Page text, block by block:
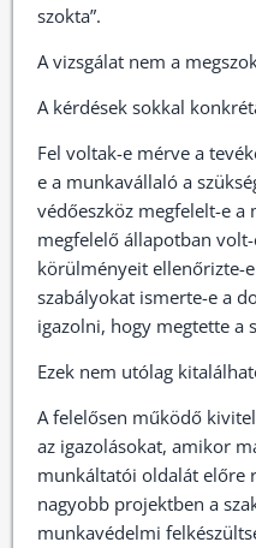
szokta”.
A vizsgálat nem a
A kérdések sokkal
Fel voltak-e mérve a
e a munkavállaló a
védőeszköz megfelelt-e a
megfelelő állapotban volt-
körülményeit ellenőrizte-
szabályokat ismerte-e a
igazolni, hogy megtette a
Ezek nem utólag
A felelősen működő
az igazolásokat, amikor
munkáltatói oldalát előre
nagyobb projektben a
munkavédelmi